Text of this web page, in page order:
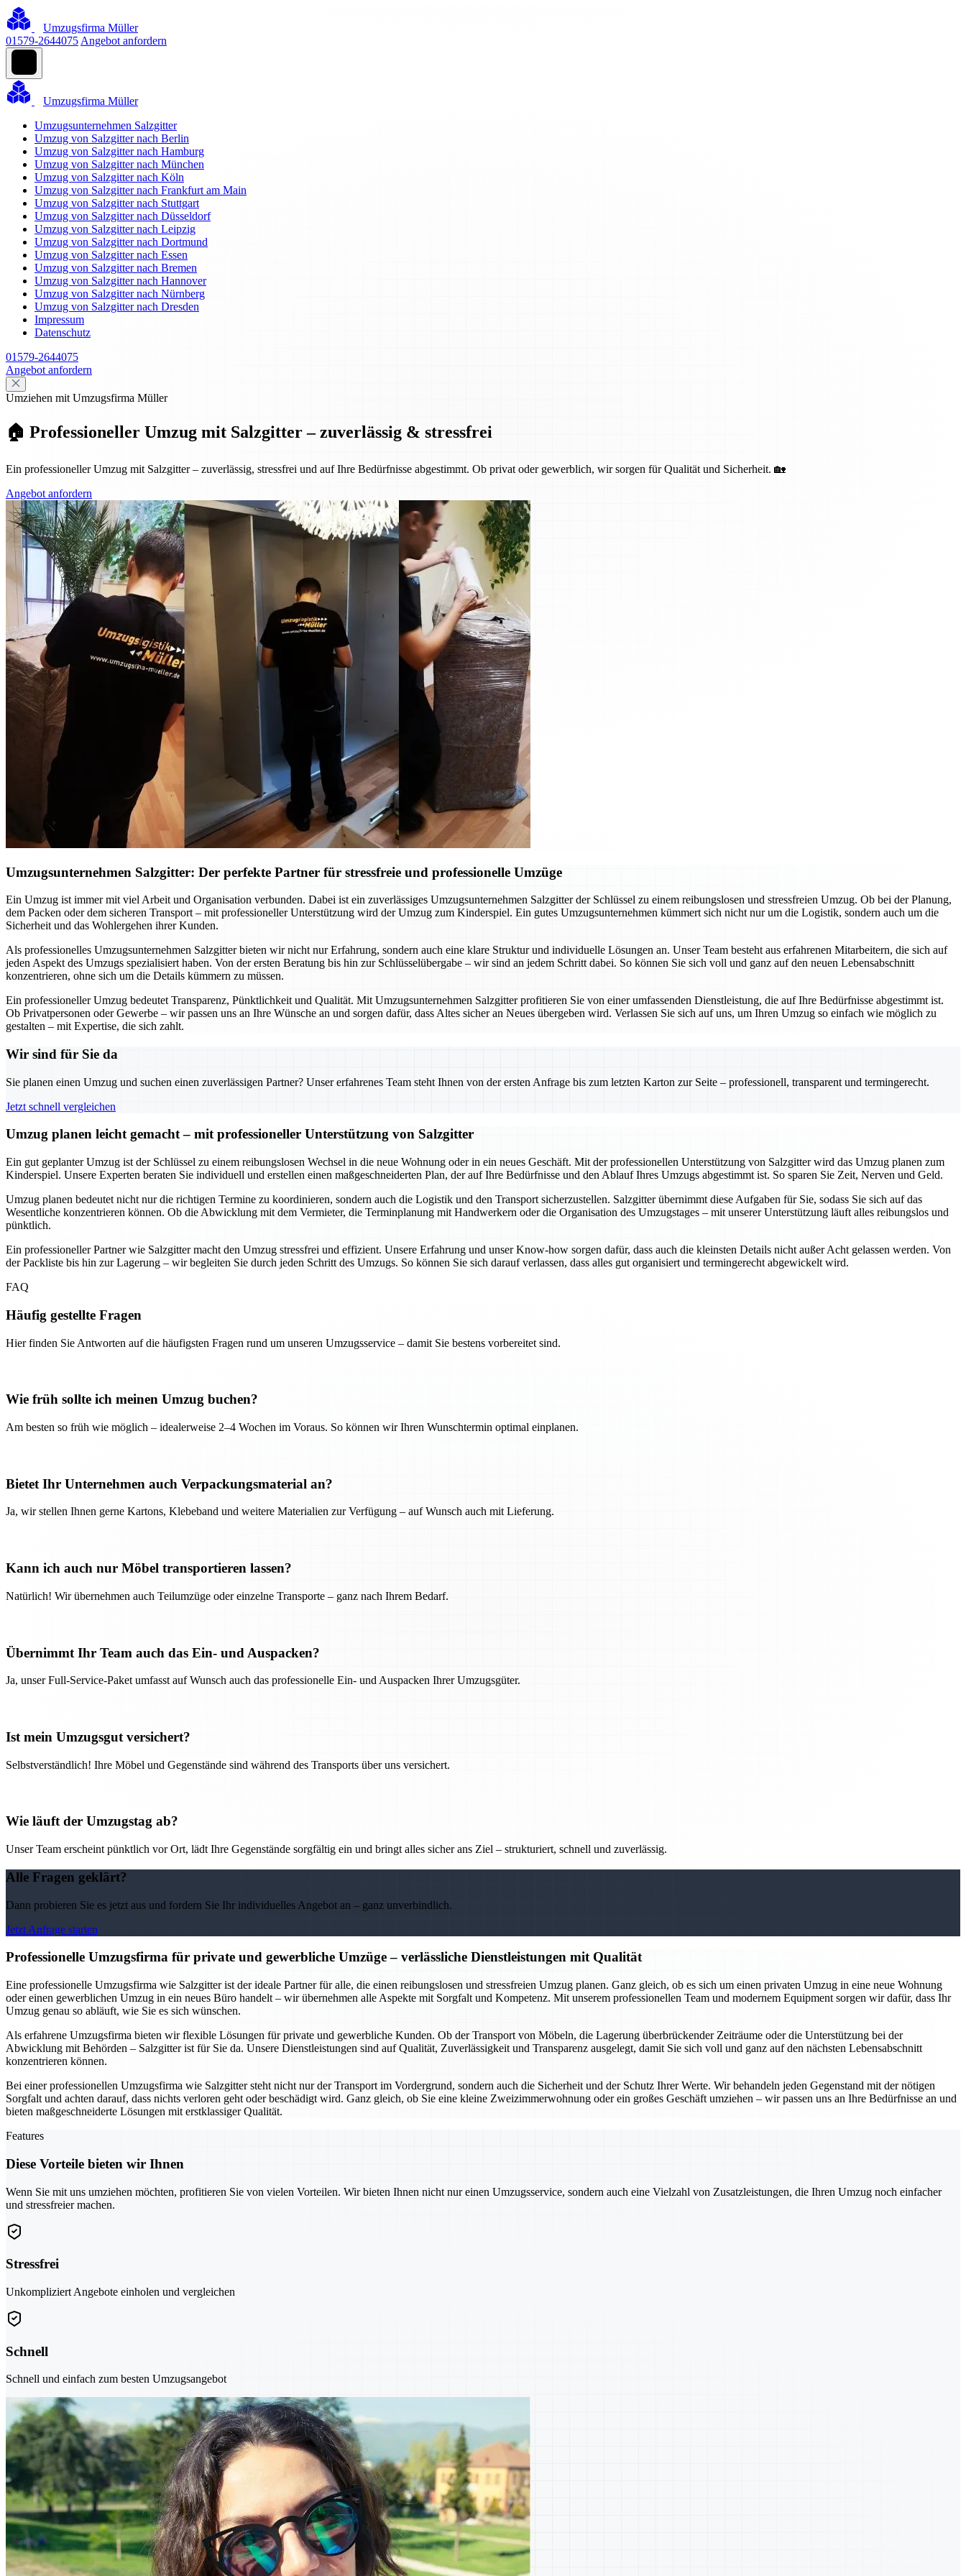
Umzugsfirma Müller
01579-2644075 Angebot anfordern
Umzugsfirma Müller
Umzugsunternehmen Salzgitter
Umzug von Salzgitter nach Berlin
Umzug von Salzgitter nach Hamburg
Umzug von Salzgitter nach München
Umzug von Salzgitter nach Köln
Umzug von Salzgitter nach Frankfurt am Main
Umzug von Salzgitter nach Stuttgart
Umzug von Salzgitter nach Düsseldorf
Umzug von Salzgitter nach Leipzig
Umzug von Salzgitter nach Dortmund
Umzug von Salzgitter nach Essen
Umzug von Salzgitter nach Bremen
Umzug von Salzgitter nach Hannover
Umzug von Salzgitter nach Nürnberg
Umzug von Salzgitter nach Dresden
Impressum
Datenschutz
01579-2644075
Angebot anfordern
Umziehen mit Umzugsfirma Müller
🏠 Professioneller Umzug mit Salzgitter – zuverlässig & stressfrei
Ein professioneller Umzug mit Salzgitter – zuverlässig, stressfrei und auf Ihre Bedürfnisse abgestimmt. Ob privat oder gewerblich, wir sorgen für Qualität und Sicherheit. 🏡
Angebot anfordern
Umzugsunternehmen Salzgitter: Der perfekte Partner für stressfreie und professionelle Umzüge
Ein Umzug ist immer mit viel Arbeit und Organisation verbunden. Dabei ist ein zuverlässiges Umzugsunternehmen Salzgitter der Schlüssel zu einem reibungslosen und stressfreien Umzug. Ob bei der Planung,
dem Packen oder dem sicheren Transport – mit professioneller Unterstützung wird der Umzug zum Kinderspiel. Ein gutes Umzugsunternehmen kümmert sich nicht nur um die Logistik, sondern auch um die
Sicherheit und das Wohlergehen ihrer Kunden.
Als professionelles Umzugsunternehmen Salzgitter bieten wir nicht nur Erfahrung, sondern auch eine klare Struktur und individuelle Lösungen an. Unser Team besteht aus erfahrenen Mitarbeitern, die sich auf
jeden Aspekt des Umzugs spezialisiert haben. Von der ersten Beratung bis hin zur Schlüsselübergabe – wir sind an jedem Schritt dabei. So können Sie sich voll und ganz auf den neuen Lebensabschnitt
konzentrieren, ohne sich um die Details kümmern zu müssen.
Ein professioneller Umzug bedeutet Transparenz, Pünktlichkeit und Qualität. Mit Umzugsunternehmen Salzgitter profitieren Sie von einer umfassenden Dienstleistung, die auf Ihre Bedürfnisse abgestimmt ist.
Ob Privatpersonen oder Gewerbe – wir passen uns an Ihre Wünsche an und sorgen dafür, dass Altes sicher an Neues übergeben wird. Verlassen Sie sich auf uns, um Ihren Umzug so einfach wie möglich zu
gestalten – mit Expertise, die sich zahlt.
Wir sind für Sie da
Sie planen einen Umzug und suchen einen zuverlässigen Partner? Unser erfahrenes Team steht Ihnen von der ersten Anfrage bis zum letzten Karton zur Seite – professionell, transparent und termingerecht.
Jetzt schnell vergleichen
Umzug planen leicht gemacht – mit professioneller Unterstützung von Salzgitter
Ein gut geplanter Umzug ist der Schlüssel zu einem reibungslosen Wechsel in die neue Wohnung oder in ein neues Geschäft. Mit der professionellen Unterstützung von Salzgitter wird das Umzug planen zum
Kinderspiel. Unsere Experten beraten Sie individuell und erstellen einen maßgeschneiderten Plan, der auf Ihre Bedürfnisse und den Ablauf Ihres Umzugs abgestimmt ist. So sparen Sie Zeit, Nerven und Geld.
Umzug planen bedeutet nicht nur die richtigen Termine zu koordinieren, sondern auch die Logistik und den Transport sicherzustellen. Salzgitter übernimmt diese Aufgaben für Sie, sodass Sie sich auf das
Wesentliche konzentrieren können. Ob die Abwicklung mit dem Vermieter, die Terminplanung mit Handwerkern oder die Organisation des Umzugstages – mit unserer Unterstützung läuft alles reibungslos und
pünktlich.
Ein professioneller Partner wie Salzgitter macht den Umzug stressfrei und effizient. Unsere Erfahrung und unser Know-how sorgen dafür, dass auch die kleinsten Details nicht außer Acht gelassen werden. Von
der Packliste bis hin zur Lagerung – wir begleiten Sie durch jeden Schritt des Umzugs. So können Sie sich darauf verlassen, dass alles gut organisiert und termingerecht abgewickelt wird.
FAQ
Häufig gestellte Fragen
Hier finden Sie Antworten auf die häufigsten Fragen rund um unseren Umzugsservice – damit Sie bestens vorbereitet sind.
Wie früh sollte ich meinen Umzug buchen?
Am besten so früh wie möglich – idealerweise 2–4 Wochen im Voraus. So können wir Ihren Wunschtermin optimal einplanen.
Bietet Ihr Unternehmen auch Verpackungsmaterial an?
Ja, wir stellen Ihnen gerne Kartons, Klebeband und weitere Materialien zur Verfügung – auf Wunsch auch mit Lieferung.
Kann ich auch nur Möbel transportieren lassen?
Natürlich! Wir übernehmen auch Teilumzüge oder einzelne Transporte – ganz nach Ihrem Bedarf.
Übernimmt Ihr Team auch das Ein- und Auspacken?
Ja, unser Full-Service-Paket umfasst auf Wunsch auch das professionelle Ein- und Auspacken Ihrer Umzugsgüter.
Ist mein Umzugsgut versichert?
Selbstverständlich! Ihre Möbel und Gegenstände sind während des Transports über uns versichert.
Wie läuft der Umzugstag ab?
Unser Team erscheint pünktlich vor Ort, lädt Ihre Gegenstände sorgfältig ein und bringt alles sicher ans Ziel – strukturiert, schnell und zuverlässig.
Alle Fragen geklärt?
Dann probieren Sie es jetzt aus und fordern Sie Ihr individuelles Angebot an – ganz unverbindlich.
Jetzt Anfrage starten
Professionelle Umzugsfirma für private und gewerbliche Umzüge – verlässliche Dienstleistungen mit Qualität
Eine professionelle Umzugsfirma wie Salzgitter ist der ideale Partner für alle, die einen reibungslosen und stressfreien Umzug planen. Ganz gleich, ob es sich um einen privaten Umzug in eine neue Wohnung
oder einen gewerblichen Umzug in ein neues Büro handelt – wir übernehmen alle Aspekte mit Sorgfalt und Kompetenz. Mit unserem professionellen Team und modernem Equipment sorgen wir dafür, dass Ihr
Umzug genau so abläuft, wie Sie es sich wünschen.
Als erfahrene Umzugsfirma bieten wir flexible Lösungen für private und gewerbliche Kunden. Ob der Transport von Möbeln, die Lagerung überbrückender Zeiträume oder die Unterstützung bei der
Abwicklung mit Behörden – Salzgitter ist für Sie da. Unsere Dienstleistungen sind auf Qualität, Zuverlässigkeit und Transparenz ausgelegt, damit Sie sich voll und ganz auf den nächsten Lebensabschnitt
konzentrieren können.
Bei einer professionellen Umzugsfirma wie Salzgitter steht nicht nur der Transport im Vordergrund, sondern auch die Sicherheit und der Schutz Ihrer Werte. Wir behandeln jeden Gegenstand mit der nötigen
Sorgfalt und achten darauf, dass nichts verloren geht oder beschädigt wird. Ganz gleich, ob Sie eine kleine Zweizimmerwohnung oder ein großes Geschäft umziehen – wir passen uns an Ihre Bedürfnisse an und
bieten maßgeschneiderte Lösungen mit erstklassiger Qualität.
Features
Diese Vorteile bieten wir Ihnen
Wenn Sie mit uns umziehen möchten, profitieren Sie von vielen Vorteilen. Wir bieten Ihnen nicht nur einen Umzugsservice, sondern auch eine Vielzahl von Zusatzleistungen, die Ihren Umzug noch einfacher
und stressfreier machen.
Stressfrei
Unkompliziert Angebote einholen und vergleichen
Schnell
Schnell und einfach zum besten Umzugsangebot